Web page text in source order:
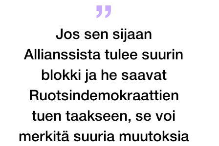
Jos sen sijaan
Allianssista tulee suurin
blokki ja he saavat
Ruotsindemokraattien
tuen taakseen, se voi
merkitä suuria muutoksia